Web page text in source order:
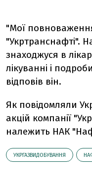
"Мої
"Укртранснафті".
знаходжуся в
лікуванні і
відповів він.
Як повідомляли
акцій компанії
належить НАК
УКРГАЗВИДОБУВАННЯ